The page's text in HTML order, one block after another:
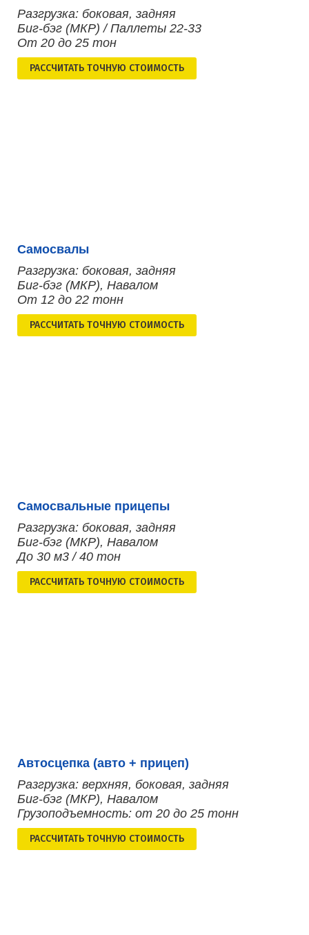
Разгрузка: боковая, задняя
Биг-бэг (МКР) / Паллеты 22-33
От 20 до 25 тон
РАСCЧИТАТЬ ТОЧНУЮ СТОИМОСТЬ
Самосвалы
Разгрузка: боковая, задняя
Биг-бэг (МКР), Навалом
От 12 до 22 тонн
РАСCЧИТАТЬ ТОЧНУЮ СТОИМОСТЬ
Самосвальные прицепы
Разгрузка: боковая, задняя
Биг-бэг (МКР), Навалом
До 30 м3 / 40 тон
РАСCЧИТАТЬ ТОЧНУЮ СТОИМОСТЬ
Автосцепка (авто + прицеп)
Разгрузка: верхняя, боковая, задняя
Биг-бэг (МКР), Навалом
Грузоподъемность: от 20 до 25 тонн
РАСCЧИТАТЬ ТОЧНУЮ СТОИМОСТЬ